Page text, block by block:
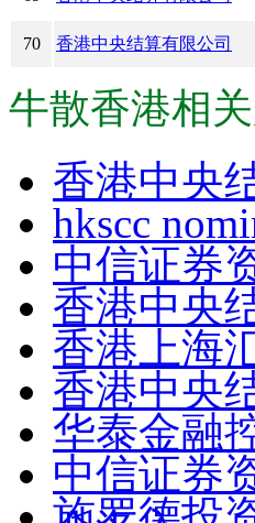
70 香港中央结算有限公司
牛散香港相
香港中央
hkscc
中信证券
香港中央
香港上海
香港中央
华泰金融
中信证券